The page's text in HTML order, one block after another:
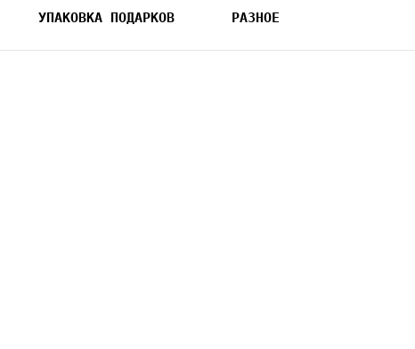
УПАКОВКА ПОДАРКОВ РАЗНОЕ